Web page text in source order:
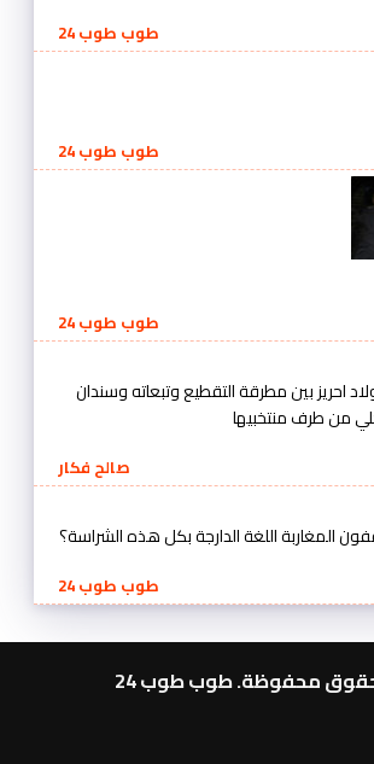
طوب طوب 24
طوب طوب 24
طوب طوب 24
احريز بين مطرقة التقطيع وتبعاته وسندان
من طرف منتخبيها
صالح فكار
المغاربة اللغة الدارجة بكل هذه الشراسة؟
طوب طوب 24